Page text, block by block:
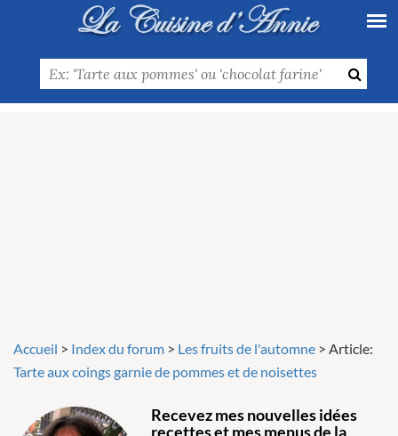
Accueil > Index du forum > Les fruits de l'automne > Article:
Tarte aux coings garnie de pommes et de noisettes
Recevez mes nouvelles idées
recettes et mes menus de la